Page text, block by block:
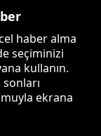
haber alma
seçiminizi
kullanın.
ekrana